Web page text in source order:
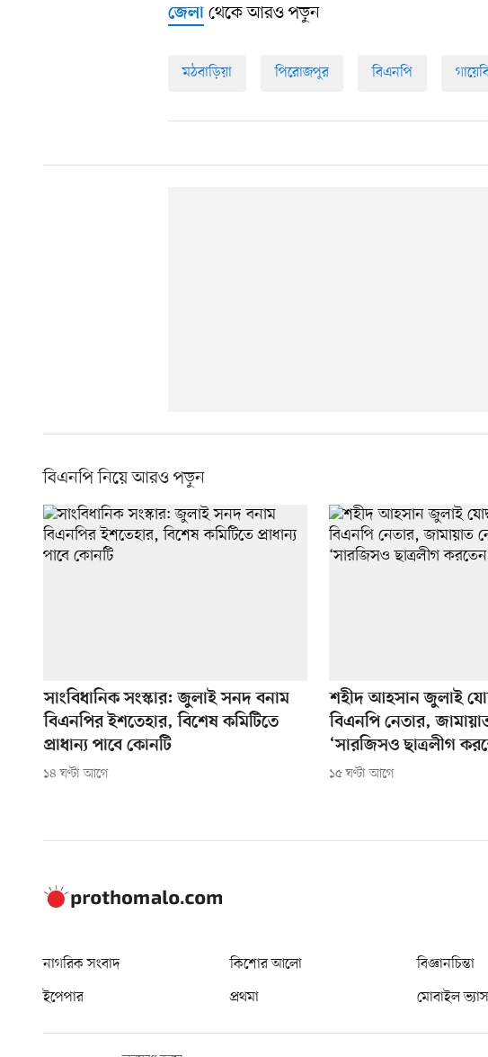
জেলা থেকে আরও পড়ুন
মঠবাড়িয়া পিরোজপুর বিএনপি
বিএনপি নিয়ে আরও পড়ুন
সাংবিধানিক সংস্কার: জুলাই সনদ বনাম
বিএনপির ইশতেহার, বিশেষ কমিটিতে
প্রাধান্য পাবে কোনটি
১৪ ঘণ্টা আগে
শহীদ আহসান জুলাই
বিএনপি নেতার,
‘সারজিসও ছাত্রলীগ
১৫ ঘণ্টা আগে
নাগরিক সংবাদ কিশোর আলো বিজ্ঞানচিন্তা
ইপেপার
প্রথমা মোবাইল ভ্যাস